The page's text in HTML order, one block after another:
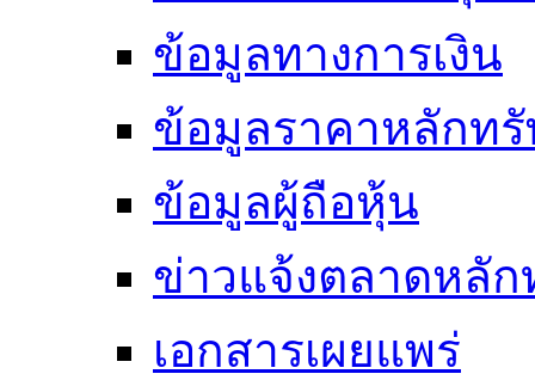
ข้อมูลทางการเงิน
ข้อมูลราคาหลักท
ข้อมูลผู้ถือหุ้น
ข่าวแจ้งตลาดหลัก
เอกสารเผยแพร่